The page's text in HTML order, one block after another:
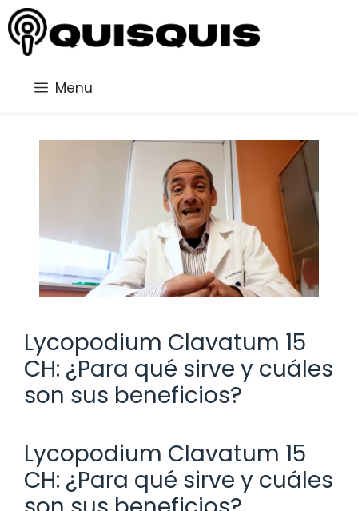
Saltar
al
contenido
Menu
Lycopodium Clavatum 15
CH: ¿Para qué sirve y cuáles
son sus beneficios?
Lycopodium Clavatum 15
CH: ¿Para qué sirve y cuáles